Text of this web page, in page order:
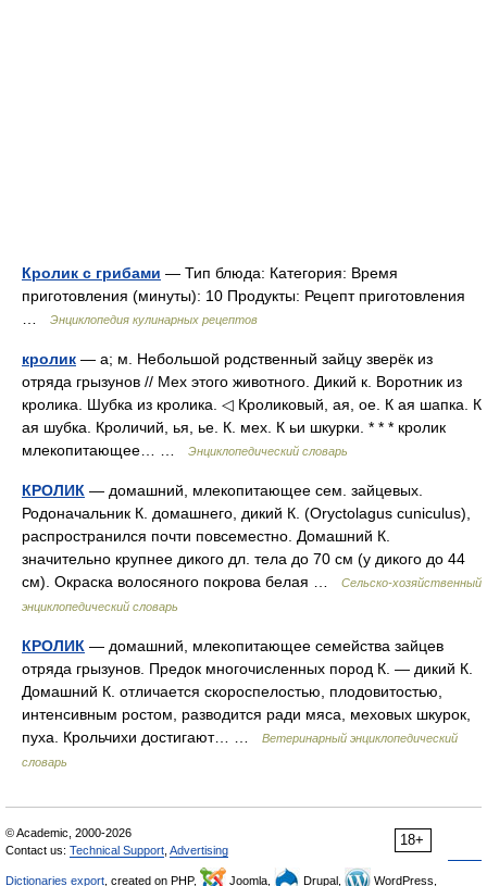
Кролик с грибами — Тип блюда: Категория: Время
приготовления (минуты): 10 Продукты: Рецепт приготовления
Энциклопедия кулинарных рецептов
кролик — а; м. Небольшой родственный зайцу зверёк из
отряда грызунов // Мех этого животного. Дикий к. Воротник из
кролика. Шубка из кролика. ◁ Кроликовый, ая, ое. К ая шапка. К
ая шубка. Кроличий, ья, ье. К. мех. К ьи шкурки. * * * кролик
млекопитающее… …
Энциклопедический словарь
КРОЛИК — домашний, млекопитающее сем. зайцевых.
Родоначальник К. домашнего, дикий К. (Oryctolagus cuniculus),
распространился почти повсеместно. Домашний К.
значительно крупнее дикого дл. тела до 70 см (у дикого до 44
см). Окраска волосяного покрова белая …
Сельско-хозяйственный
энциклопедический словарь
КРОЛИК — домашний, млекопитающее семейства зайцев
отряда грызунов. Предок многочисленных пород К. — дикий К.
Домашний К. отличается скороспелостью, плодовитостью,
интенсивным ростом, разводится ради мяса, меховых шкурок,
пуха. Крольчихи достигают… …
Ветеринарный энциклопедический
словарь
18+
© Academic, 2000-2026
Contact us: Technical Support Advertising
Dictionaries export , created on PHP, Joomla, Drupal, WordPress,